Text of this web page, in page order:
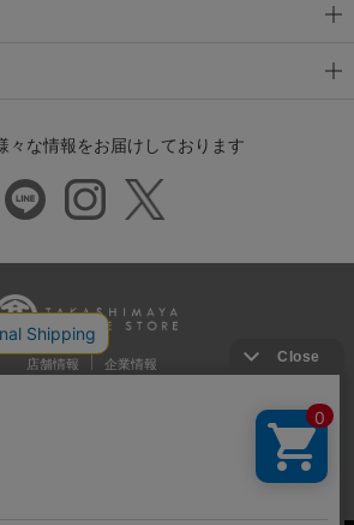
々な情報をお届けしております
店舗情報 企業情報
取引法に基づく表示
プライバシーポリシー
供について
ウェブアクセシビリティ方針